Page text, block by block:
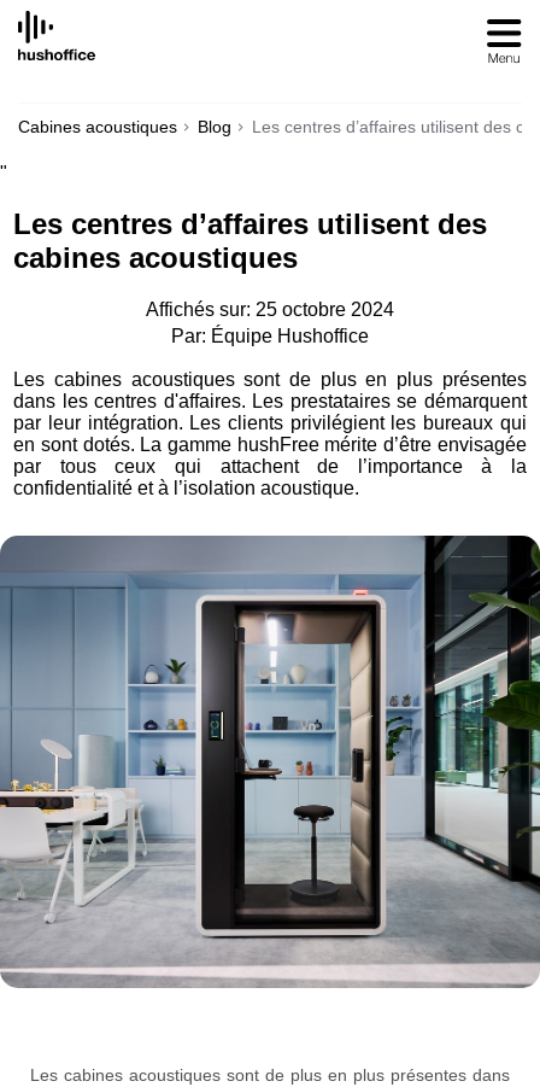
SKIP
CONTENT
Cabines acoustiques Blog Les centres d’affaires utilisent des
"
Les centres d’affaires utilisent des
cabines acoustiques
Affichés sur: 25 octobre 2024
Par: Équipe Hushoffice
Les cabines acoustiques sont de plus en plus présentes
dans les centres d'affaires. Les prestataires se démarquent
par leur intégration. Les clients privilégient les bureaux qui
en sont dotés. La gamme hushFree mérite d’être envisagée
par tous ceux qui attachent de l’importance à la
confidentialité et à l’isolation acoustique.
Les cabines acoustiques sont de plus en plus présentes dans